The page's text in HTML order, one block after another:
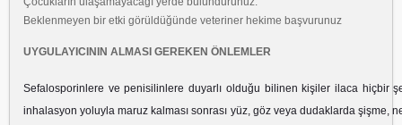
Beklenmeyen bir etki görüldüğünde veteriner hekime başvurunuz
UYGULAYICININ ALMASI GEREKEN ÖNLEMLER
Sefalosporinlere ve penisilinlere duyarlı olduğu bilinen kişiler ilaca hiçbir
inhalasyon yoluyla maruz kalması sonrası yüz, göz veya dudaklarda